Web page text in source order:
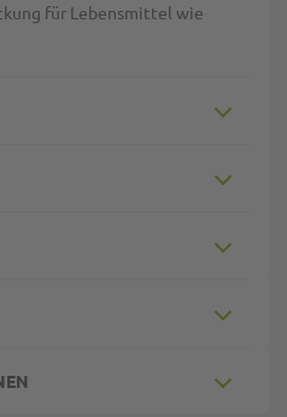
für Lebensmittel wie